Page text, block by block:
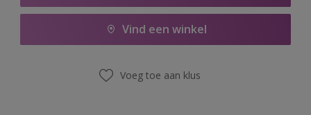
Vind een winkel
Voeg toe aan klus